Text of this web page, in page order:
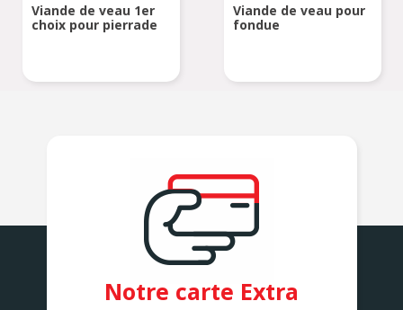
Viande de veau 1er
choix pour pierrade
Viande de veau pour
fondue
Notre carte Extra